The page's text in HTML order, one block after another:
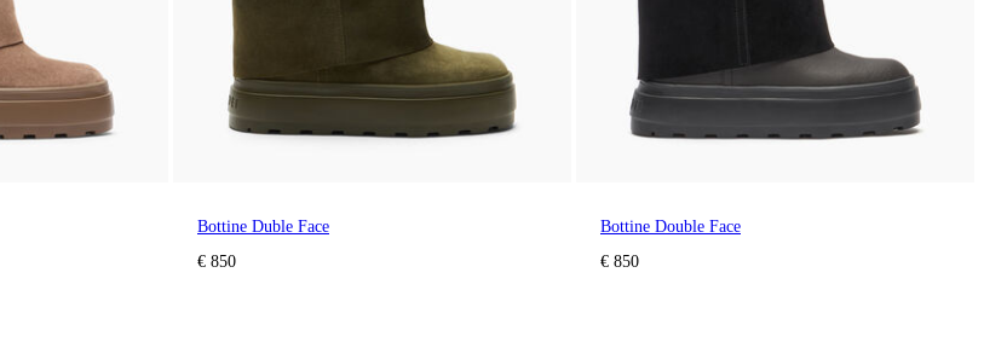
Bottine Duble Face
€ 850
Bottine Double Face
€ 850